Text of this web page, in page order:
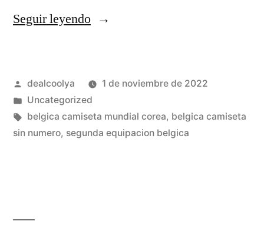
Seguir leyendo«camiseta
donde
comprar»
Publicado
por
dealcoolya
1 de noviembre de 2022
Publicado
en
Uncategorized
Etiquetas:
belgica camiseta mundial corea, belgica camiseta
sin numero, segunda equipacion belgica